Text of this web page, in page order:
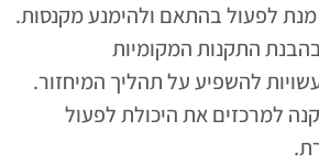
לפעול בהתאם ולהימנע מקנסות.
התקנות המקומיות
להשפיע על תהליך המיחזור.
למרכזים את היכולת לפעול